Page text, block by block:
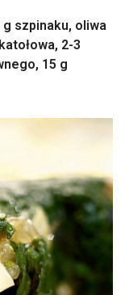
g szpinaku, oliwa
2-3
15 g